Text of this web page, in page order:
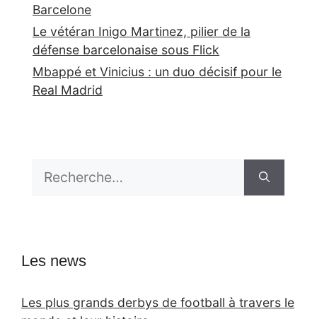
Barcelone
Le vétéran Inigo Martinez, pilier de la
défense barcelonaise sous Flick
Mbappé et Vinicius : un duo décisif pour le
Real Madrid
Les news
Les plus grands derbys de football à travers le